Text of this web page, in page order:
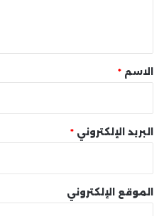
* الاسم *
البريد الإلكتروني *
الموقع الإلكتروني